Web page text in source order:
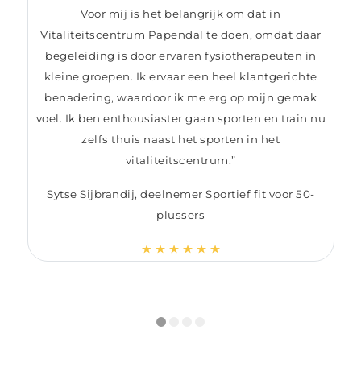
Voor mij is het belangrijk om dat in
Vitaliteitscentrum Papendal te doen, omdat daar
begeleiding is door ervaren fysiotherapeuten in
kleine groepen. Ik ervaar een heel klantgerichte
benadering, waardoor ik me erg op mijn gemak
voel. Ik ben enthousiaster gaan sporten en train nu
zelfs thuis naast het sporten in het
vitaliteitscentrum.”
Sytse Sijbrandij, deelnemer Sportief fit voor 50-
plussers